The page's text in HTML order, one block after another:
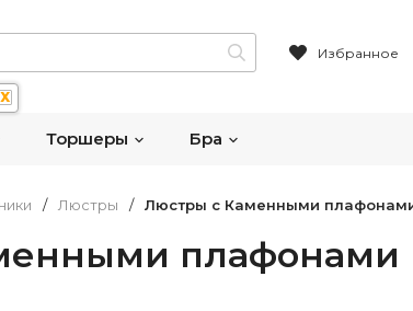
X
Избранное
Торшеры Бра
/ Люстры / Люстры с Каменными
плафонами